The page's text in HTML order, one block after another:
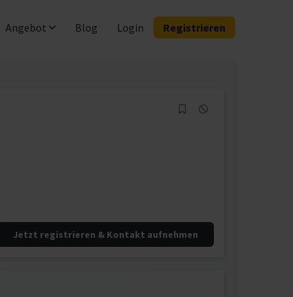
Angebot Blog Login Registrieren
Jetzt registrieren & Kontakt aufnehmen